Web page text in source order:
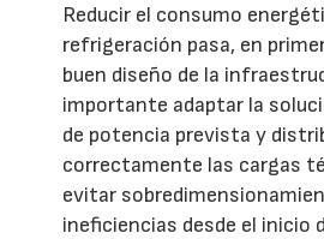
Reducir el consumo
refrigeración pasa, en
buen diseño de la
importante adaptar la
de potencia prevista y
correctamente las cargas
evitar
ineficiencias desde el inicio